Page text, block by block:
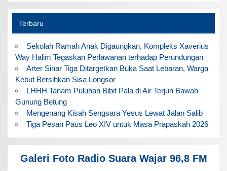
Terbaru
Sekolah Ramah Anak Digaungkan, Kompleks Xaverius
Way Halim Tegaskan Perlawanan terhadap Perundungan
Arter Sinar Tiga Ditargetkan Buka Saat Lebaran, Warga
Kebut Bersihkan Sisa Longsor
LHHH Tanam Puluhan Bibit Pala di Air Terjun Bawah
Gunung Betung
Mengenang Kisah Sengsara Yesus Lewat Jalan Salib
Tiga Pesan Paus Leo XIV untuk Masa Prapaskah 2026
Galeri Foto Radio Suara Wajar 96,8 FM